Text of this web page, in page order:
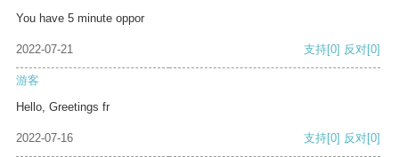
You have 5 minute oppor
2022-07-21 支持[0] 反对[0]
游客
Hello, Greetings fr
2022-07-16 支持[0] 反对[0]